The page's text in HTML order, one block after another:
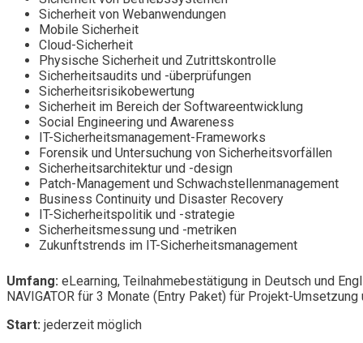
Sicherheit von Webanwendungen
Mobile Sicherheit
Cloud-Sicherheit
Physische Sicherheit und Zutrittskontrolle
Sicherheitsaudits und -überprüfungen
Sicherheitsrisikobewertung
Sicherheit im Bereich der Softwareentwicklung
Social Engineering und Awareness
IT-Sicherheitsmanagement-Frameworks
Forensik und Untersuchung von Sicherheitsvorfällen
Sicherheitsarchitektur und -design
Patch-Management und Schwachstellenmanagement
Business Continuity und Disaster Recovery
IT-Sicherheitspolitik und -strategie
Sicherheitsmessung und -metriken
Zukunftstrends im IT-Sicherheitsmanagement
Umfang: eLearning, Teilnahmebestätigung in Deutsch und
NAVIGATOR für 3 Monate (Entry Paket) für Projekt-
Start: jederzeit möglich